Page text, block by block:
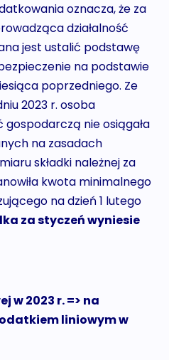
oznacza, że za
działalność
jest ustalić podstawę
na podstawie
poprzedniego. Ze
2023 r. osoba
gospodarczą nie osiągała
na zasadach
składki należnej za
kwota minimalnego
na dzień 1 lutego
za styczeń wyniesie
w 2023 r. => na
liniowym w